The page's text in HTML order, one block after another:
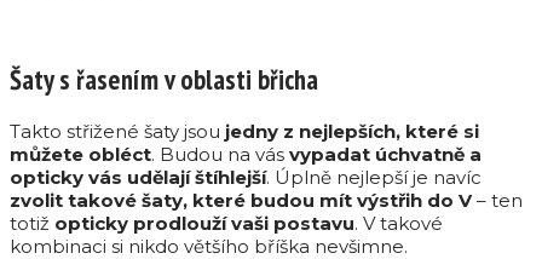
Šaty s řasením v oblasti břicha
Takto střižené šaty jsou jedny z nejlepších, které si
můžete obléct. Budou na vás vypadat úchvatně a
opticky vás udělají štíhlejší. Úplně nejlepší je navíc
zvolit takové šaty, které budou mít výstřih do V– ten
totiž opticky prodlouží vaši postavu. V takové
kombinaci si nikdo většího bříška nevšimne.